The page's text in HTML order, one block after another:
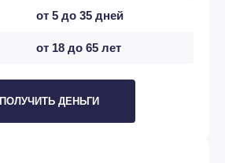
от 5 до 35 дней
от 18 до 65 лет
ПОЛУЧИТЬ ДЕНЬГИ